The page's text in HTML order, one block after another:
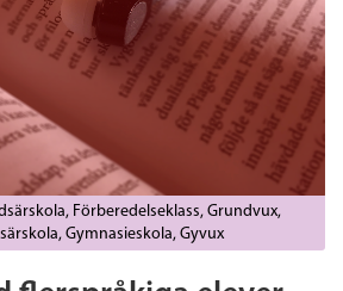
Förberedelseklass Grundvux
Gymnasieskola Gyvux